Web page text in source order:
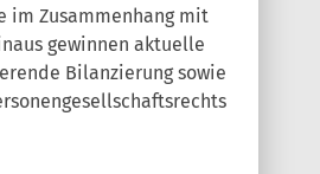
im Zusammenhang mit
gewinnen aktuelle
Bilanzierung sowie